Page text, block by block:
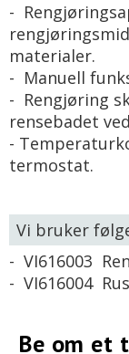
-
materialer.
- Manuell
- Rengjøring
rensebadet
-
termostat.
Vi bruker
- VI616003
- VI616004
Be om et